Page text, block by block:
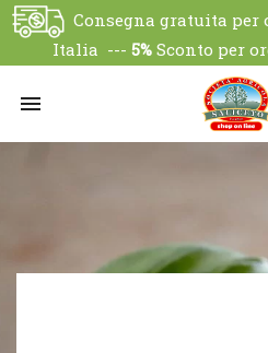
Consegna gratuita per
Italia --- 5%Sconto per
